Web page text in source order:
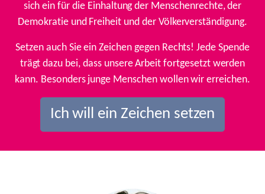
sich ein für die Einhaltung der Menschenrechte, der
Demokratie und Freiheit und der Völkerverständigung.
Setzen auch Sie ein Zeichen gegen Rechts! Jede Spende
trägt dazu bei, dass unsere Arbeit fortgesetzt werden
kann. Besonders junge Menschen wollen wir erreichen.
Ich will ein Zeichen setzen